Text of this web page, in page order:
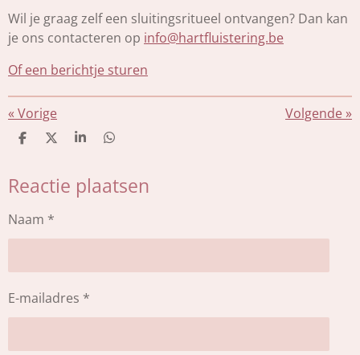
Wil je graag zelf een sluitingsritueel ontvangen? Dan kan
je ons contacteren op info@hartfluistering.be
Of een berichtje sturen
« Vorige Volgende»
D
e
n
D
l
S
r
e
D
e
n
Reactie plaatsen
Naam *
E-mailadres *